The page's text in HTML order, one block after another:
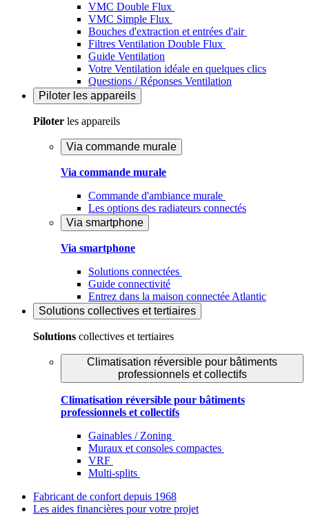
VMC Double Flux
VMC Simple Flux
Bouches d'extraction et entrées d'air
Filtres Ventilation Double Flux
Guide Ventilation
Votre Ventilation idéale en quelques clics
Questions / Réponses Ventilation
Piloter les appareils
Piloter les appareils
Via commande murale
Via commande murale
Commande d'ambiance murale
Les options des radiateurs connectés
Via smartphone
Via smartphone
Solutions connectées
Guide connectivité
Entrez dans la maison connectée Atlantic
Solutions collectives et tertiaires
Solutions collectives et tertiaires
Climatisation réversible pour bâtiments
professionnels et collectifs
Climatisation réversible pour bâtiments
professionnels et collectifs
Gainables / Zoning
Muraux et consoles compactes
VRF
Multi-splits
Fabricant de confort depuis 1968
Les aides financières pour votre projet